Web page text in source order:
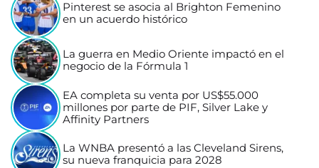
Pinterest se asocia al Brighton Femenino
en un acuerdo histórico
La guerra en Medio Oriente impactó en el
negocio de la Fórmula 1
EA completa su venta por US$55.000
millones por parte de PIF, Silver Lake y
Affinity Partners
La WNBA presentó a las Cleveland Sirens,
su nueva franquicia para 2028